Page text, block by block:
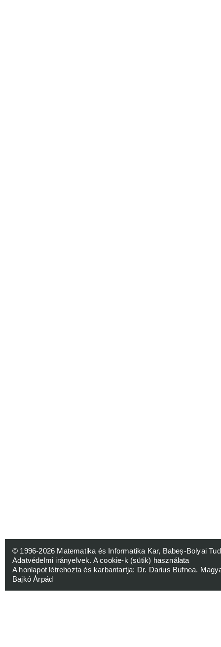
© 1996-2026 Matematika és Informatika Kar, Babeș-Bolyai
Adatvédelmi irányelvek. A cookie-k (sütik) használata
A honlapot létrehozta és karbantartja: Dr. Darius Bufnea.
Bajkó Árpád